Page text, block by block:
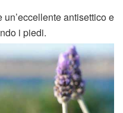
un’eccellente antisettico e
i piedi.